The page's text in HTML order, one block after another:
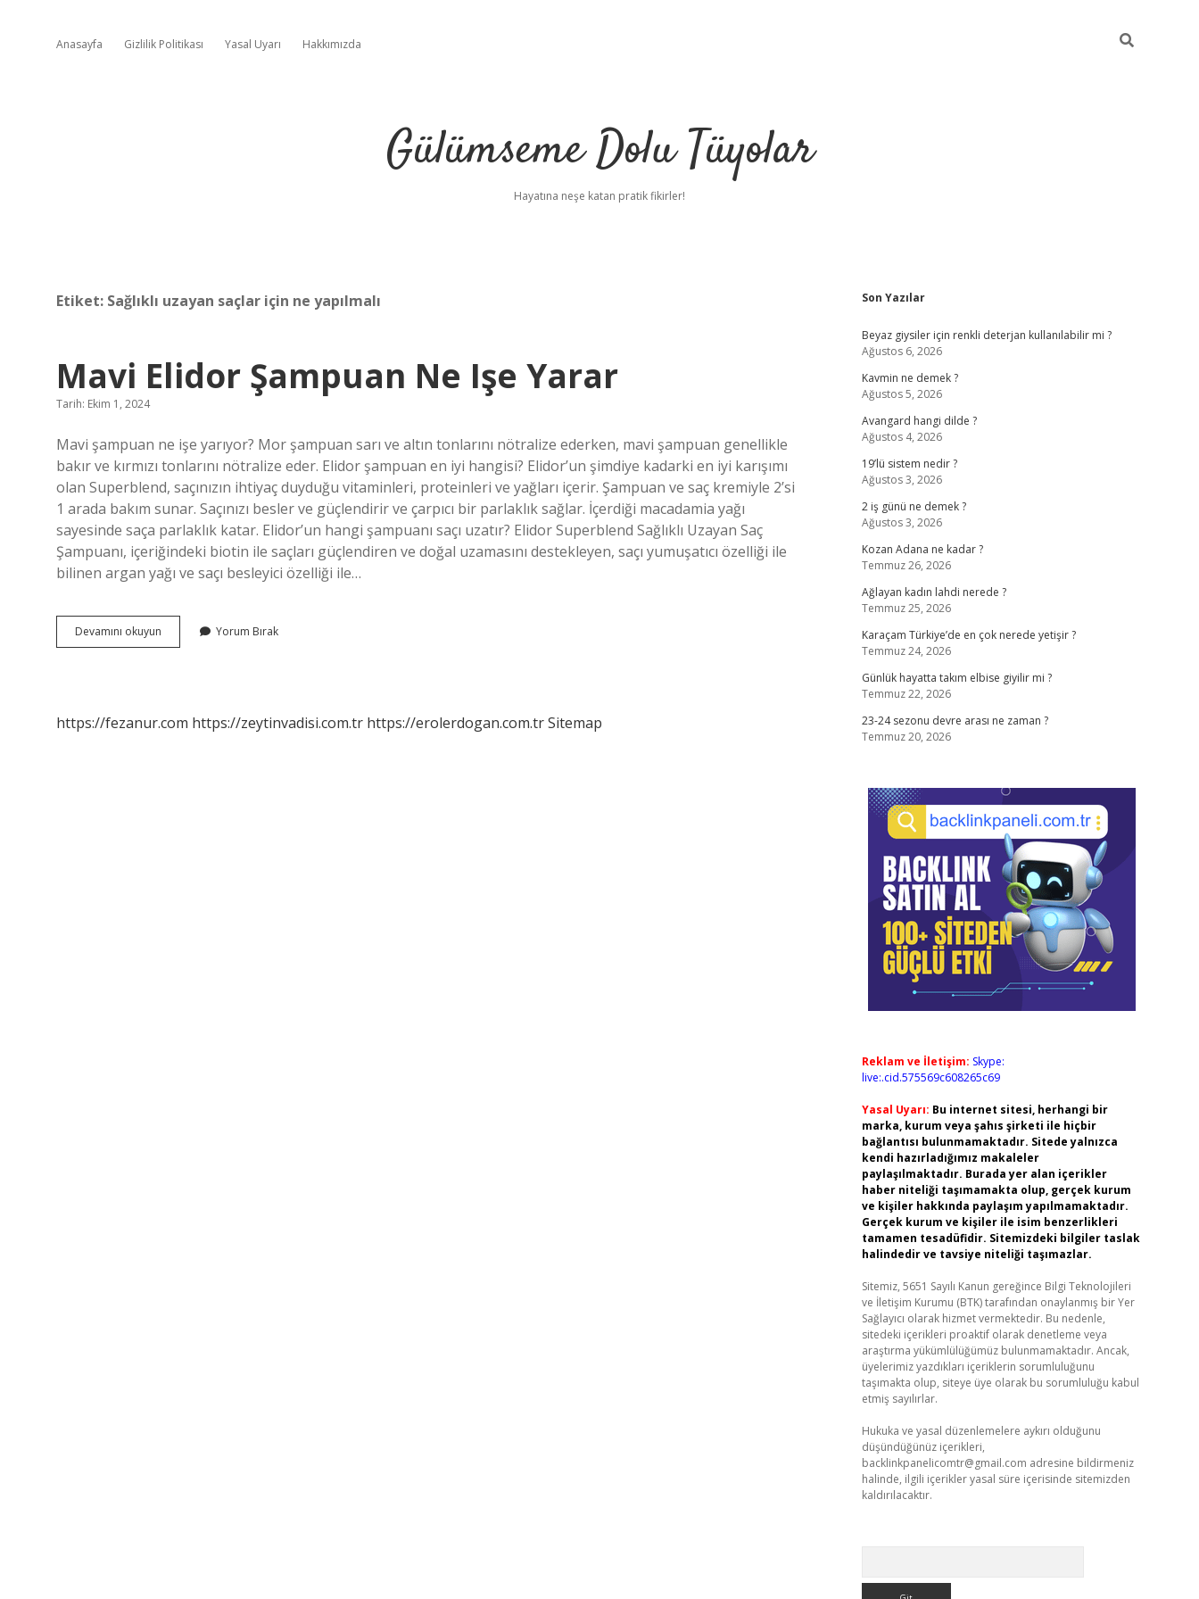
Anasayfa Gizlilik Politikası Yasal Uyarı Hakkımızda
Gülümseme Dolu Tüyolar
Hayatına neşe katan pratik fikirler!
Etiket: Sağlıklı uzayan saçlar için ne yapılmalı
Mavi Elidor Şampuan Ne Işe Yarar
Tarih: Ekim 1, 2024
Mavi şampuan ne işe yarıyor? Mor şampuan sarı ve altın tonlarını nötralize ederken, mavi şampuan genellikle
bakır ve kırmızı tonlarını nötralize eder. Elidor şampuan en iyi hangisi? Elidor’un şimdiye kadarki en iyi karışımı
olan Superblend, saçınızın ihtiyaç duyduğu vitaminleri, proteinleri ve yağları içerir. Şampuan ve saç kremiyle 2’si
1 arada bakım sunar. Saçınızı besler ve güçlendirir ve çarpıcı bir parlaklık sağlar. İçerdiği macadamia yağı
sayesinde saça parlaklık katar. Elidor’un hangi şampuanı saçı uzatır? Elidor Superblend Sağlıklı Uzayan Saç
Şampuanı, içeriğindeki biotin ile saçları güçlendiren ve doğal uzamasını destekleyen, saçı yumuşatıcı özelliği ile
bilinen argan yağı ve saçı besleyici özelliği ile…
Devamını okuyun
Elidor
Yorum Bırak
https://fezanur.com https://zeytinvadisi.com.tr https://erolerdogan.com.trSitemap
Sidebar
Son Yazılar
Beyaz giysiler için renkli deterjan kullanılabilir mi ?
Ağustos 6, 2026
Kavmin ne demek ?
Ağustos 5, 2026
Avangard hangi dilde ?
Ağustos 4, 2026
19’lü sistem nedir ?
Ağustos 3, 2026
2 iş günü ne demek ?
Ağustos 3, 2026
Kozan Adana ne kadar ?
Temmuz 26, 2026
Ağlayan kadın lahdi nerede ?
Temmuz 25, 2026
Karaçam Türkiye’de en çok nerede yetişir ?
Temmuz 24, 2026
Günlük hayatta takım elbise giyilir mi ?
Temmuz 22, 2026
23-24 sezonu devre arası ne zaman ?
Temmuz 20, 2026
Reklam ve İletişim: Skype:
live:.cid.575569c608265c69
Yasal Uyarı: Bu internet sitesi, herhangi bir
marka, kurum veya şahıs şirketi ile hiçbir
bağlantısı bulunmamaktadır. Sitede yalnızca
kendi hazırladığımız makaleler
paylaşılmaktadır. Burada yer alan içerikler
haber niteliği taşımamakta olup, gerçek kurum
ve kişiler hakkında paylaşım yapılmamaktadır.
Gerçek kurum ve kişiler ile isim benzerlikleri
tamamen tesadüfidir. Sitemizdeki bilgiler taslak
halindedir ve tavsiye niteliği taşımazlar.
Sitemiz, 5651 Sayılı Kanun gereğince Bilgi Teknolojileri
ve İletişim Kurumu (BTK) tarafından onaylanmış bir Yer
Sağlayıcı olarak hizmet vermektedir. Bu nedenle,
sitedeki içerikleri proaktif olarak denetleme veya
araştırma yükümlülüğümüz bulunmamaktadır. Ancak,
üyelerimiz yazdıkları içeriklerin sorumluluğunu
taşımakta olup, siteye üye olarak bu sorumluluğu kabul
etmiş sayılırlar.
Hukuka ve yasal düzenlemelere aykırı olduğunu
düşündüğünüz içerikleri,
backlinkpanelicomtr@gmail.com adresine bildirmeniz
halinde, ilgili içerikler yasal süre içerisinde sitemizden
kaldırılacaktır.